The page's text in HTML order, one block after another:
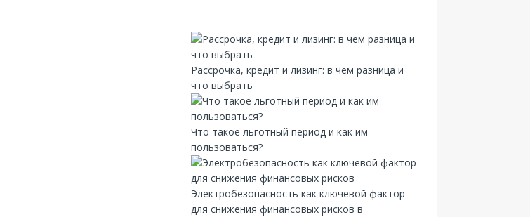
Рассрочка, кредит и лизинг: в чем разница и
что выбрать
Что такое льготный период и как им
пользоваться?
Электробезопасность как ключевой фактор
для снижения финансовых рисков в